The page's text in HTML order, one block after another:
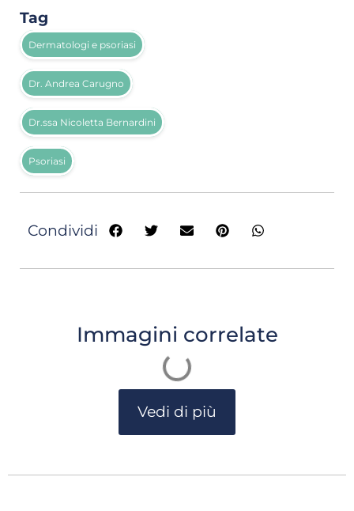
Tag
Dermatologi e psoriasi
Dr. Andrea Carugno
Dr.ssa Nicoletta Bernardini
Psoriasi
Condividi
Immagini correlate
Vedi di più